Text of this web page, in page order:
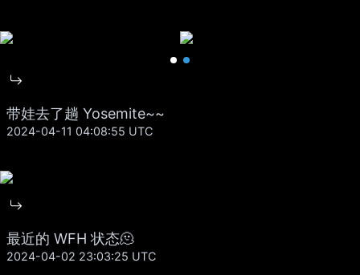
带娃去了趟 Yosemite~~
2024-04-11 04:08:55 UTC
最近的 WFH 状态🫠
2024-04-02 23:03:25 UTC